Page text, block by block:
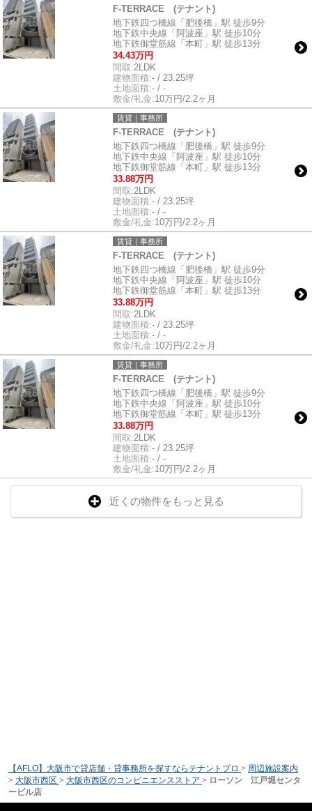
F-TERRACE (テナント)
地下鉄四つ橋線「肥後橋」駅 徒歩9分
地下鉄中央線「阿波座」駅 徒歩10分
地下鉄御堂筋線「本町」駅 徒歩13分
34.43万円
間取:2LDK
建物面積:- / 23.25坪
土地面積:- / -
敷金/礼金:10万円/2.2ヶ月
賃貸｜事務所
F-TERRACE (テナント)
地下鉄四つ橋線「肥後橋」駅 徒歩9分
地下鉄中央線「阿波座」駅 徒歩10分
地下鉄御堂筋線「本町」駅 徒歩13分
33.88万円
間取:2LDK
建物面積:- / 23.25坪
土地面積:- / -
敷金/礼金:10万円/2.2ヶ月
賃貸｜事務所
F-TERRACE (テナント)
地下鉄四つ橋線「肥後橋」駅 徒歩9分
地下鉄中央線「阿波座」駅 徒歩10分
地下鉄御堂筋線「本町」駅 徒歩13分
33.88万円
間取:2LDK
建物面積:- / 23.25坪
土地面積:- / -
敷金/礼金:10万円/2.2ヶ月
賃貸｜事務所
F-TERRACE (テナント)
地下鉄四つ橋線「肥後橋」駅 徒歩9分
地下鉄中央線「阿波座」駅 徒歩10分
地下鉄御堂筋線「本町」駅 徒歩13分
33.88万円
間取:2LDK
建物面積:- / 23.25坪
土地面積:- / -
敷金/礼金:10万円/2.2ヶ月
近くの物件をもっと見る
【AFLO】大阪市で貸店舗・貸事務所を探すならテナントプロ > 周辺施設案内
> 大阪市西区 > 大阪市西区のコンビニエンスストア > ローソン 江戸堀センタ
ービル店